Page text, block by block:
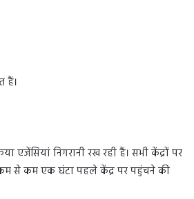
हैं।
एजेंसियां निगरानी रख रही हैं। सभी केंद्रों पर
कम से कम एक घंटा पहले केंद्र पर पहुंचने की